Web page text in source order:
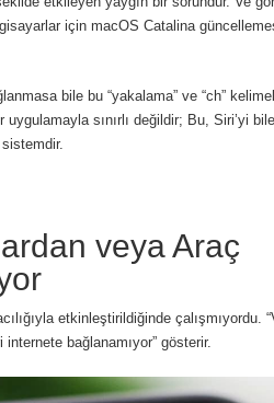
için macOS Catalina
bile bu “yakalama” ve “ch”
sınırlı değildir; Bu, Siri’yi
veya Araç
etkinleştirildiğinde çalışmıyordu.
bağlanamıyor” gösterir.